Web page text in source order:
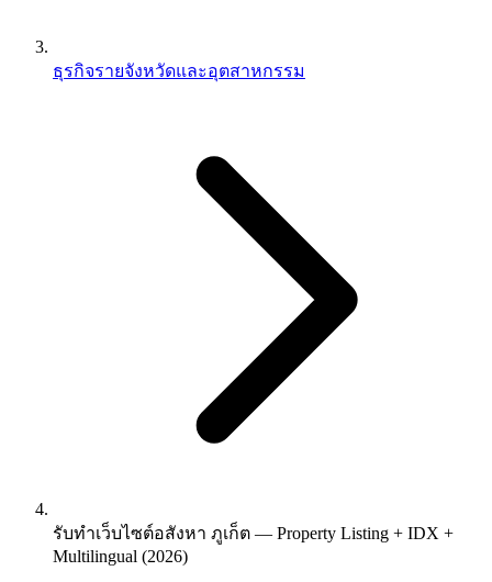
ธุรกิจรายจังหวัดและอุตสาหกรรม
รับทำเว็บไซต์อสังหา ภูเก็ต — Property Listing + IDX +
Multilingual (2026)